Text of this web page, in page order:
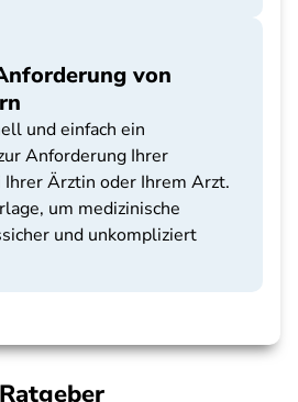
von
und einfach ein
Anforderung Ihrer
Ärztin oder Ihrem Arzt.
um medizinische
und unkompliziert
Ratgeber